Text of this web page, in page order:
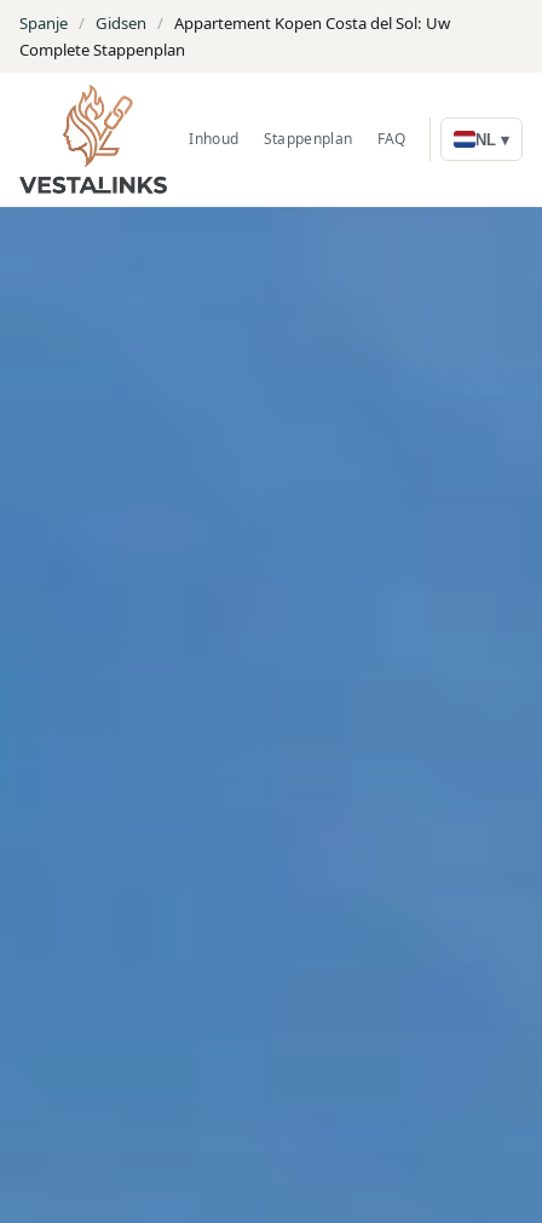
Spanje / Gidsen / Appartement Kopen Costa del Sol: Uw
Complete Stappenplan
Inhoud Stappenplan FAQ Zoek woningen
NL ▾